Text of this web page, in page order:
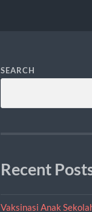
SEARCH
Recent
Vaksinasi Anak